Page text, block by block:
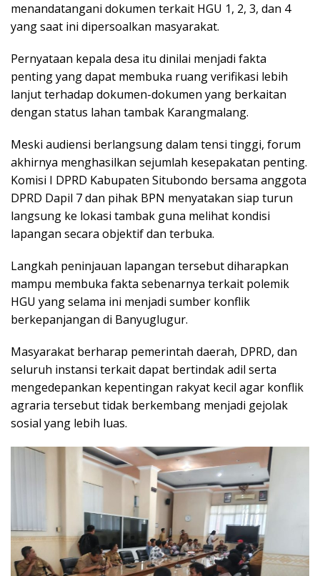
menandatangani dokumen terkait HGU 1, 2, 3, dan 4
yang saat ini dipersoalkan masyarakat.
Pernyataan kepala desa itu dinilai menjadi fakta
penting yang dapat membuka ruang verifikasi lebih
lanjut terhadap dokumen-dokumen yang berkaitan
dengan status lahan tambak Karangmalang.
Meski audiensi berlangsung dalam tensi tinggi, forum
akhirnya menghasilkan sejumlah kesepakatan penting.
Komisi I DPRD Kabupaten Situbondo bersama anggota
DPRD Dapil 7 dan pihak BPN menyatakan siap turun
langsung ke lokasi tambak guna melihat kondisi
lapangan secara objektif dan terbuka.
Langkah peninjauan lapangan tersebut diharapkan
mampu membuka fakta sebenarnya terkait polemik
HGU yang selama ini menjadi sumber konflik
berkepanjangan di Banyuglugur.
Masyarakat berharap pemerintah daerah, DPRD, dan
seluruh instansi terkait dapat bertindak adil serta
mengedepankan kepentingan rakyat kecil agar konflik
agraria tersebut tidak berkembang menjadi gejolak
sosial yang lebih luas.